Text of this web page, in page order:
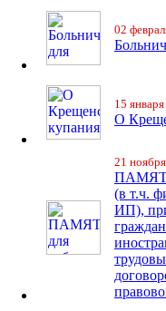
02
15
О
21
(в т.ч.
ИП),